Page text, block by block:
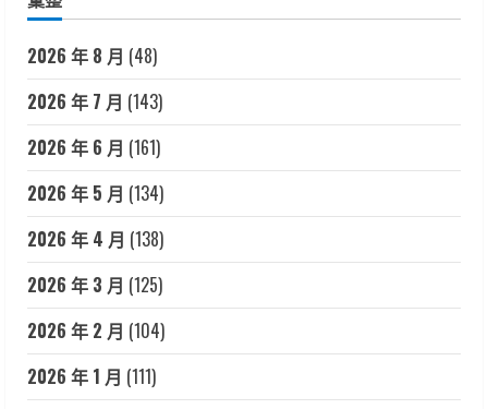
2026 年 8 月 (48)
2026 年 7 月 (143)
2026 年 6 月 (161)
2026 年 5 月 (134)
2026 年 4 月 (138)
2026 年 3 月 (125)
2026 年 2 月 (104)
2026 年 1 月 (111)